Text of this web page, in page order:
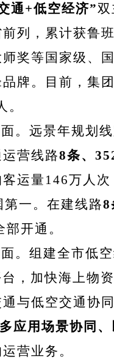
通+低空经济”
列，累计获鲁
奖等国家级、
牌。目前，集
。 远景年规划
营线路8条、
运量146万人
第一。在建线路8
开通。
。 组建全市低
台，加快海上物
与低空交通协
应用场景协同
营业务。